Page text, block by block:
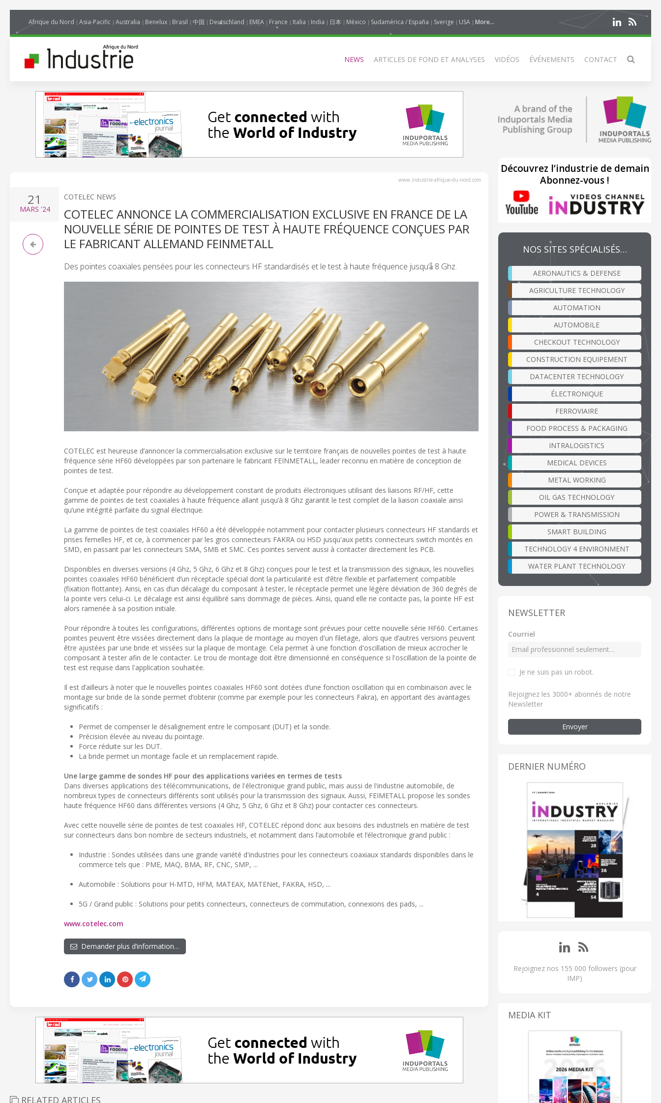
Afrique du Nord Asia-Pacific Australia Benelux Brasil 中国 Deutschland EMEA France Italia India 日本 México Sudamérica / España Sverige USA More...
NEWS ARTICLES DE FOND ET ANALYSES VIDÉOS ÉVÉNEMENTS CONTACT
www.industrie-afrique-du-nord.com
21
MARS '24
COTELEC NEWS
COTELEC ANNONCE LA COMMERCIALISATION EXCLUSIVE EN FRANCE DE LA
NOUVELLE SÉRIE DE POINTES DE TEST À HAUTE FRÉQUENCE CONÇUES PAR
LE FABRICANT ALLEMAND FEINMETALL
Des pointes coaxiales pensées pour les connecteurs HF standardisés et le test à haute fréquence jusqu’à̀ 8 Ghz.
COTELEC est heureuse d’annoncer la commercialisation exclusive sur le territoire français de nouvelles pointes de test à haute
fréquence série HF60 développées par son partenaire le fabricant FEINMETALL, leader reconnu en matière de conception de
pointes de test.
Conçue et adaptée pour répondre au développement constant de produits électroniques utilisant des liaisons RF/HF, cette
gamme de pointes de test coaxiales à haute fréquence allant jusqu’à 8 Ghz garantit le test complet de la liaison coaxiale ainsi
qu’une intégrité parfaite du signal électrique.
La gamme de pointes de test coaxiales HF60 a été développée notamment pour contacter plusieurs connecteurs HF standards et
prises femelles HF, et ce, à commencer par les gros connecteurs FAKRA ou HSD jusqu'aux petits connecteurs switch montés en
SMD, en passant par les connecteurs SMA, SMB et SMC. Ces pointes servent aussi à contacter directement les PCB.
Disponibles en diverses versions (4 Ghz, 5 Ghz, 6 Ghz et 8 Ghz) conçues pour le test et la transmission des signaux, les nouvelles
pointes coaxiales HF60 bénéficient d’un réceptacle spécial dont la particularité est d’être flexible et parfaitement compatible
(fixation flottante). Ainsi, en cas d’un décalage du composant à tester, le réceptacle permet une légère déviation de 360 degrés de
la pointe vers celui-ci. Le décalage est ainsi équilibré sans dommage de pièces. Ainsi, quand elle ne contacte pas, la pointe HF est
alors ramenée à sa position initiale.
Pour répondre à toutes les configurations, différentes options de montage sont prévues pour cette nouvelle série HF60. Certaines
pointes peuvent être vissées directement dans la plaque de montage au moyen d'un filetage, alors que d’autres versions peuvent
être ajustées par une bride et vissées sur la plaque de montage. Cela permet à une fonction d'oscillation de mieux accrocher le
composant à tester afin de le contacter. Le trou de montage doit être dimensionné en conséquence si l'oscillation de la pointe de
test est requise dans l'application souhaitée.
Il est d’ailleurs à noter que le nouvelles pointes coaxiales HF60 sont dotées d’une fonction oscillation qui en combinaison avec le
montage sur bride de la sonde permet d’obtenir (comme par exemple pour les connecteurs Fakra), en apportant des avantages
significatifs :
Permet de compenser le désalignement entre le composant (DUT) et la sonde.
Précision élevée au niveau du pointage.
Force réduite sur les DUT.
La bride permet un montage facile et un remplacement rapide.
Une large gamme de sondes HF pour des applications variées en termes de tests
Dans diverses applications des télécommunications, de l'électronique grand public, mais aussi de l'industrie automobile, de
nombreux types de connecteurs différents sont utilisés pour la transmission des signaux. Aussi, FEIMETALL propose les sondes
haute fréquence HF60 dans différentes versions (4 Ghz, 5 Ghz, 6 Ghz et 8 Ghz) pour contacter ces connecteurs.
Avec cette nouvelle série de pointes de test coaxiales HF, COTELEC répond donc aux besoins des industriels en matière de test
sur connecteurs dans bon nombre de secteurs industriels, et notamment dans l’automobile et l’électronique grand public :
Industrie : Sondes utilisées dans une grande variété d'industries pour les connecteurs coaxiaux standards disponibles dans le
commerce tels que : PME, MAQ, BMA, RF, CNC, SMP, ...
Automobile : Solutions pour H-MTD, HFM, MATEAX, MATENet, FAKRA, HSD, ...
5G / Grand public : Solutions pour petits connecteurs, connecteurs de commutation, connexions des pads, ...
www.cotelec.com
Demander plus d’information…
RELATED ARTICLES
Découvrez l’industrie de demain
Abonnez-vous !
NOS SITES SPÉCIALISÉS…
AERONAUTICS & DEFENSE
AGRICULTURE TECHNOLOGY
AUTOMATION
AUTOMOBILE
CHECKOUT TECHNOLOGY
CONSTRUCTION EQUIPEMENT
DATACENTER TECHNOLOGY
ÉLECTRONIQUE
FERROVIAIRE
FOOD PROCESS & PACKAGING
INTRALOGISTICS
MEDICAL DEVICES
METAL WORKING
OIL GAS TECHNOLOGY
POWER & TRANSMISSION
SMART BUILDING
TECHNOLOGY 4 ENVIRONMENT
WATER PLANT TECHNOLOGY
NEWSLETTER
Courriel
Je ne suis pas un robot.
Rejoignez les 3000+ abonnés de notre
Newsletter
Envoyer
DERNIER NUMÉRO
Rejoignez nos 155 000 followers (pour
IMP)
MEDIA KIT